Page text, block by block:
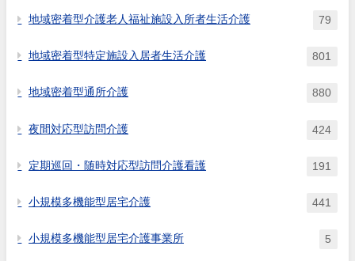
地域密着型介護老人福祉施設入所者生活介護 79
地域密着型特定施設入居者生活介護 801
地域密着型通所介護 880
夜間対応型訪問介護 424
定期巡回・随時対応型訪問介護看護 191
小規模多機能型居宅介護 441
小規模多機能型居宅介護事業所 5